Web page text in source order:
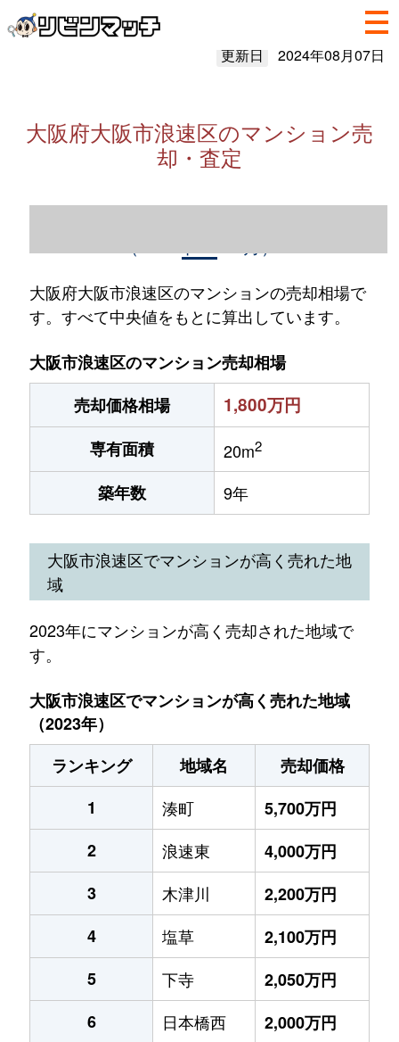
更新日 2024年08月07日
大阪府大阪市浪速区のマンション売
却・査定
大阪府大阪市浪速区のマンションの売却相場で
す。すべて中央値をもとに算出しています。
大阪市浪速区のマンション売却相場
売却価格相場
1,800万円
専有面積 20m2
築年数 9年
大阪市浪速区でマンションが高く売れた地
域
2023年にマンションが高く売却された地域で
す。
大阪市浪速区でマンションが高く売れた地域
（2023年）
ランキング
地域名
売却価格
1
湊町
5,700万円
2
浪速東
4,000万円
3
木津川
2,200万円
4
塩草
2,100万円
5
下寺
2,050万円
6
日本橋西
2,000万円